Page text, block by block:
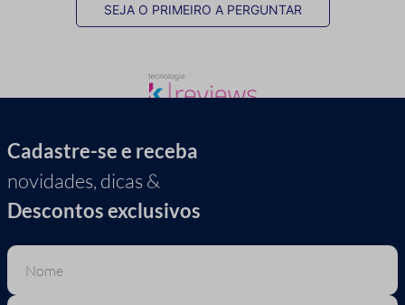
SEJA O PRIMEIRO A PERGUNTAR
Cadastre-se e receba
novidades, dicas &
Descontos exclusivos